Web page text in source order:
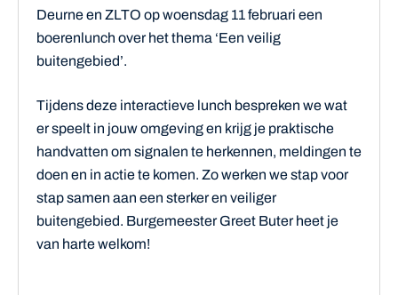
Deurne en ZLTO op woensdag 11 februari een
boerenlunch over het thema ‘Een veilig
buitengebied’.
Tijdens deze interactieve lunch bespreken we wat
er speelt in jouw omgeving en krijg je praktische
handvatten om signalen te herkennen, meldingen te
doen en in actie te komen. Zo werken we stap voor
stap samen aan een sterker en veiliger
buitengebied. Burgemeester Greet Buter heet je
van harte welkom!